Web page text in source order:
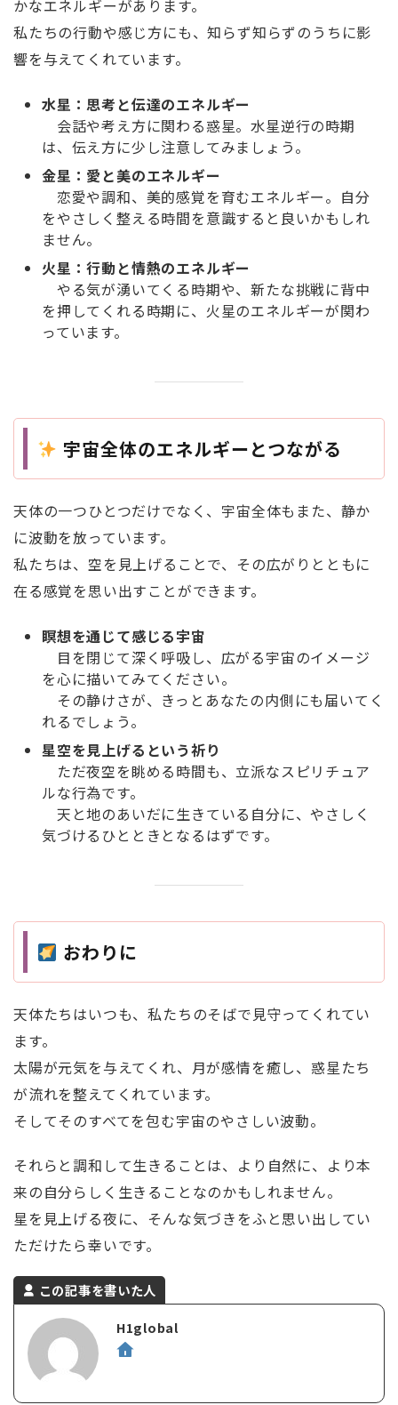
かなエネルギーがあります。
私たちの行動や感じ方にも、知らず知らずのうちに影
響を与えてくれています。
水星：思考と伝達のエネルギー
会話や考え方に関わる惑星。水星逆行の時期
は、伝え方に少し注意してみましょう。
金星：愛と美のエネルギー
恋愛や調和、美的感覚を育むエネルギー。自分
をやさしく整える時間を意識すると良いかもしれ
ません。
火星：行動と情熱のエネルギー
やる気が湧いてくる時期や、新たな挑戦に背中
を押してくれる時期に、火星のエネルギーが関わ
っています。
宇宙全体のエネルギーとつながる
天体の一つひとつだけでなく、宇宙全体もまた、静か
に波動を放っています。
私たちは、空を見上げることで、その広がりとともに
在る感覚を思い出すことができます。
瞑想を通じて感じる宇宙
目を閉じて深く呼吸し、広がる宇宙のイメージ
を心に描いてみてください。
その静けさが、きっとあなたの内側にも届いてく
れるでしょう。
星空を見上げるという祈り
ただ夜空を眺める時間も、立派なスピリチュア
ルな行為です。
天と地のあいだに生きている自分に、やさしく
気づけるひとときとなるはずです。
おわりに
天体たちはいつも、私たちのそばで見守ってくれてい
ます。
太陽が元気を与えてくれ、月が感情を癒し、惑星たち
が流れを整えてくれています。
そしてそのすべてを包む宇宙のやさしい波動。
それらと調和して生きることは、より自然に、より本
来の自分らしく生きることなのかもしれません。
星を見上げる夜に、そんな気づきをふと思い出してい
ただけたら幸いです。
この記事を書いた人
H1global